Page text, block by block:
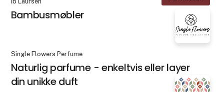
Bambusmøbler
Single Flowers Perfume
Naturlig parfume - enkeltvis eller layer
din unikke duft